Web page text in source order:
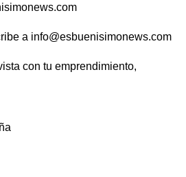
a info@esbuenisimonews.com
con tu emprendimiento,